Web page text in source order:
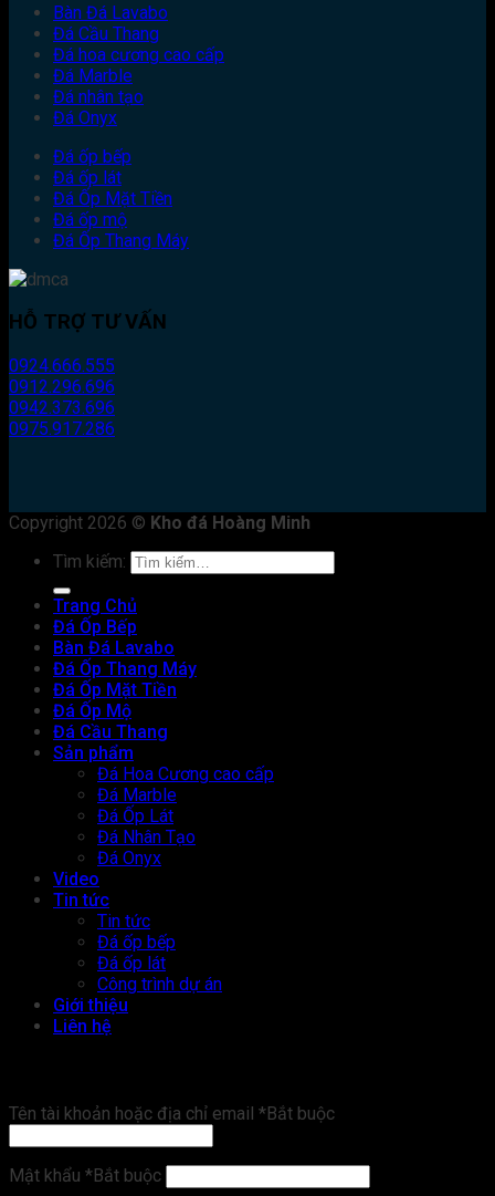
Bàn Đá Lavabo
Đá Cầu Thang
Đá hoa cương cao cấp
Đá Marble
Đá nhân tạo
Đá Onyx
Đá ốp bếp
Đá ốp lát
Đá Ốp Mặt Tiền
Đá ốp mộ
Đá Ốp Thang Máy
HỖ TRỢ TƯ VẤN
0924.666.555
0912.296.696
0942.373.696
0975.917.286
Copyright 2026 © Kho đá Hoàng Minh
Tìm kiếm:
Trang Chủ
Đá Ốp Bếp
Bàn Đá Lavabo
Đá Ốp Thang Máy
Đá Ốp Mặt Tiền
Đá Ốp Mộ
Đá Cầu Thang
Sản phẩm
Đá Hoa Cương cao cấp
Đá Marble
Đá Ốp Lát
Đá Nhân Tạo
Đá Onyx
Video
Tin tức
Tin tức
Đá ốp bếp
Đá ốp lát
Công trình dự án
Giới thiệu
Liên hệ
Tên tài khoản hoặc địa chỉ email *Bắt buộc
Mật khẩu *Bắt buộc